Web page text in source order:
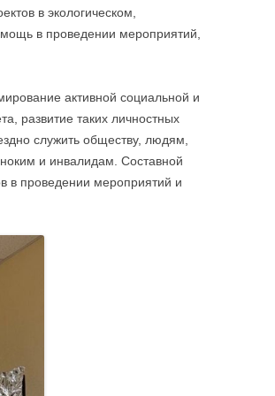
в экологическом,
в проведении мероприятий,
активной социальной и
развитие таких личностных
служить обществу, людям,
и инвалидам. Составной
в проведении мероприятий и